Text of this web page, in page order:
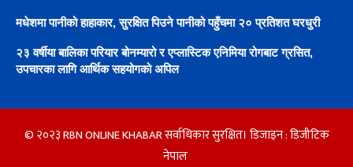
मधेशमा पानीको हाहाकार, सुरक्षित पिउने पानीको पहुँचमा २० प्रतिशत घरधुरी
२३ वर्षीया बालिका परियार बोनम्यारो र एप्लास्टिक एनिमिया रोगबाट ग्रसित,
उपचारका लागि आर्थिक सहयोगको अपिल
© २०२३ RBN ONLINE KHABAR सर्वाधिकार सुरक्षित। डिजाइन :डिजीटिक
नेपाल